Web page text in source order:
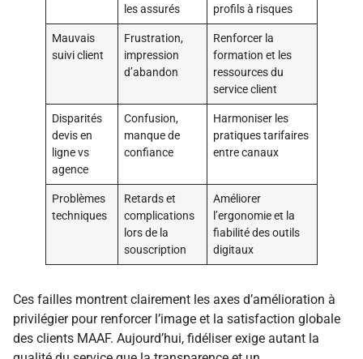
les assurés
profils à risques
Mauvais
suivi client
Frustration,
impression
d’abandon
Renforcer la
formation et les
ressources du
service client
Disparités
devis en
ligne vs
agence
Confusion,
manque de
confiance
Harmoniser les
pratiques tarifaires
entre canaux
Problèmes
techniques
Retards et
complications
lors de la
souscription
Améliorer
l’ergonomie et la
fiabilité des outils
digitaux
Ces failles montrent clairement les axes d’amélioration à
privilégier pour renforcer l’image et la satisfaction globale
des clients MAAF. Aujourd’hui, fidéliser exige autant la